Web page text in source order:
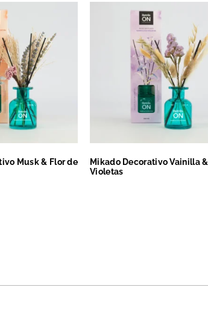
Musk & Flor de
Mikado Decorativo Vainilla &
Violetas